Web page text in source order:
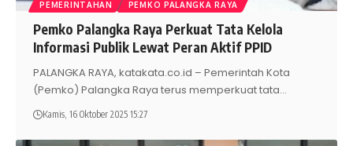
PEMERINTAHAN
PEMKO PALANGKA RAYA
Pemko Palangka Raya Perkuat Tata Kelola
Informasi Publik Lewat Peran Aktif PPID
PALANGKA RAYA, katakata.co.id – Pemerintah Kota
(Pemko) Palangka Raya terus memperkuat tata…
Kamis, 16 Oktober 2025 15:27